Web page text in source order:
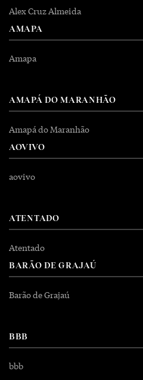
Alex Cruz Almeida
AMAPA
Amapa
AMAPÁ DO MARANHÃO
Amapá do Maranhão
AOVIVO
aovivo
ATENTADO
Atentado
BARÃO DE GRAJAÚ
Barão de Grajaú
BBB
bbb